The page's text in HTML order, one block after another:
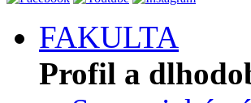
FAKULTA
Profil a